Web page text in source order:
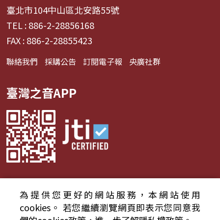
臺北市104中山區北安路55號
TEL : 886-2-28856168
FAX : 886-2-28855423
聯絡我們 採購公告 訂閱電子報 央廣社群
臺灣之音APP
© 2024財團法人中央廣播電臺 版權所有
為提供您更好的網站服務，本網站使用
cookies。 若您繼續瀏覽網頁即表示您同意我